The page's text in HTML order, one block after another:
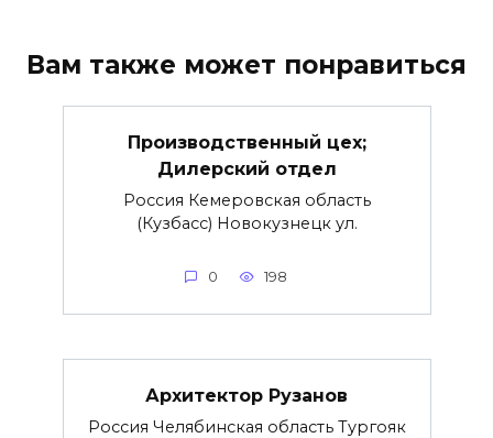
Вам также может понравиться
Производственный цех;
Дилерский отдел
Россия Кемеровская область
(Кузбасс) Новокузнецк ул.
0 198
Архитектор Рузанов
Россия Челябинская область Тургояк